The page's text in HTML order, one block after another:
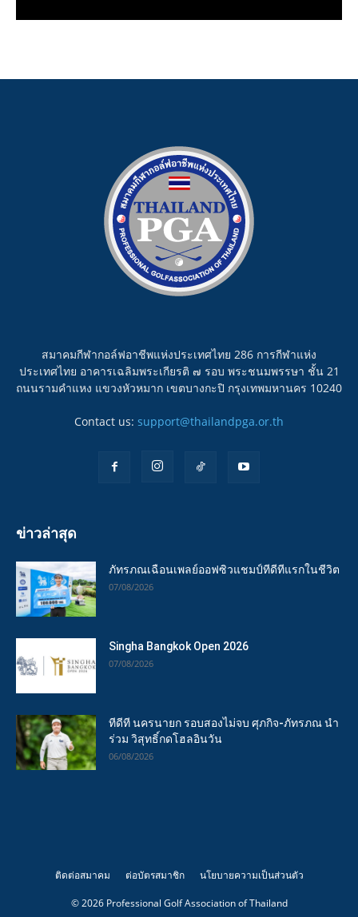
สมาคมกีฬากอล์ฟอาชีพแห่งประเทศไทย 286 การกีฬาแห่ง
ประเทศไทย อาคารเฉลิมพระเกียรติ ๗ รอบ พระชนมพรรษา ชั้น 21
ถนนรามคำแหง แขวงหัวหมาก เขตบางกะปิ กรุงเทพมหานคร 10240
Contact us: support@thailandpga.or.th
ข่าวล่าสุด
ภัทรภณเฉือนเพลย์ออฟซิวแชมป์ทีดีทีแรกในชีวิต
07/08/2026
Singha Bangkok Open 2026
07/08/2026
ทีดีที นครนายก รอบสองไม่จบ ศุภกิจ-ภัทรภณ นำ
ร่วม วิสุทธิ์กดโฮลอินวัน
06/08/2026
ติดต่อสมาคม ต่อบัตรสมาชิก นโยบายความเป็นส่วนตัว
© 2026 Professional Golf Association of Thailand